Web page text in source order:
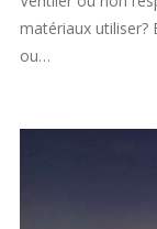
matériaux utiliser?
ou…